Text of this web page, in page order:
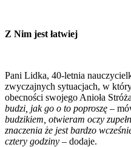
Z Nim jest łatwiej
Pani Lidka, 40-letnia
zwyczajnych sytuacjach, w
obecności swojego Anioła
budzi, jak go o to poproszę –
budzikiem, otwieram oczy
znaczenia że jest bardzo
cztery godziny – dodaje.